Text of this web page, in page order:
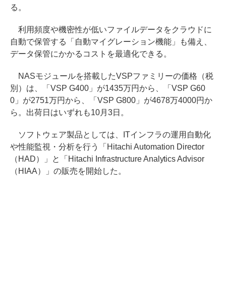
る。
利用頻度や機密性が低いファイルデータをクラウドに
自動で保管する「自動マイグレーション機能」も備え、
データ保管にかかるコストを最適化できる。
NASモジュールを搭載したVSPファミリーの価格（税
別）は、「VSP G400」が1435万円から、「VSP G60
0」が2751万円から、「VSP G800」が4678万4000円か
ら。出荷日はいずれも10月3日。
ソフトウェア製品としては、ITインフラの運用自動化
や性能監視・分析を行う「Hitachi Automation Director
（HAD）」と「Hitachi Infrastructure Analytics Advisor
（HIAA）」の販売を開始した。